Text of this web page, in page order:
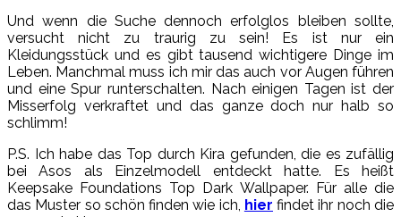
Und wenn die Suche dennoch erfolglos bleiben sollte,
versucht nicht zu traurig zu sein! Es ist nur ein
Kleidungsstück und es gibt tausend wichtigere Dinge im
Leben. Manchmal muss ich mir das auch vor Augen führen
und eine Spur runterschalten. Nach einigen Tagen ist der
Misserfolg verkraftet und das ganze doch nur halb so
schlimm!
P.S. Ich habe das Top durch Kira gefunden, die es zufällig
bei Asos als Einzelmodell entdeckt hatte. Es heißt
Keepsake Foundations Top Dark Wallpaper. Für alle die
das Muster so schön finden wie ich, hier findet ihr noch die